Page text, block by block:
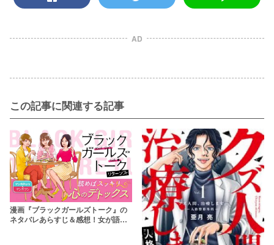
AD
この記事に関連する記事
漫画『ブラックガールズトーク』の
ネタバレあらすじ＆感想！女が語る